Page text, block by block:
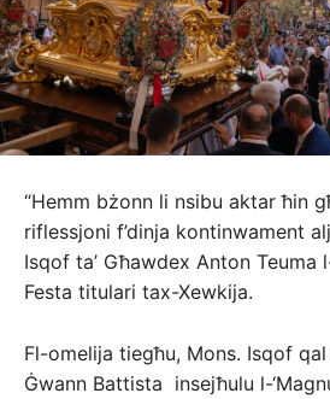
“Hemm bżonn li nsibu aktar ħin
riflessjoni f’dinja kontinwament
Isqof ta’ Għawdex Anton
Festa titulari tax-Xewkija.
Fl-omelija tiegħu, Mons. Isqof
Ġwann Battista insejħulu l-